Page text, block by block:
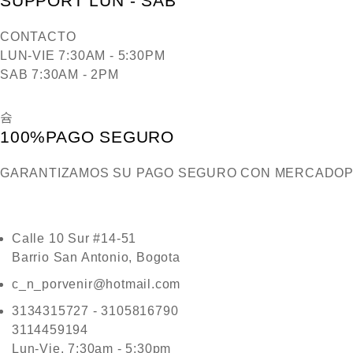
CONTACTO
LUN-VIE 7:30AM - 5:30PM
SAB 7:30AM - 2PM
100%PAGO SEGURO
GARANTIZAMOS SU PAGO SEGURO CON
Calle 10 Sur #14-51
Barrio San Antonio, Bogota
c_n_porvenir@hotmail.com
3134315727 - 3105816790
3114459194
Lun-Vie, 7:30am - 5:30pm